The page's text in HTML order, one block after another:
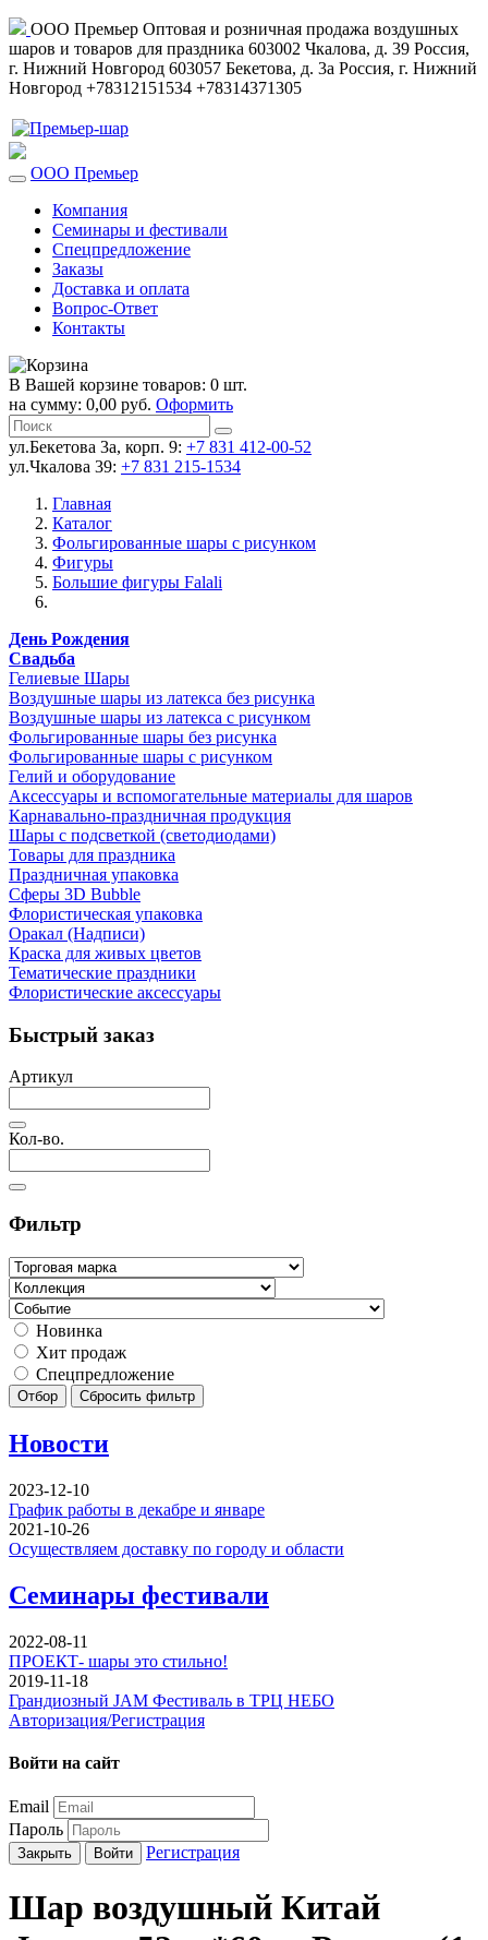
ООО Премьер Оптовая и розничная продажа воздушных
шаров и товаров для праздника 603002 Чкалова, д. 39 Россия,
г. Нижний Новгород 603057 Бекетова, д. 3а Россия, г. Нижний
Новгород +78312151534 +78314371305
ООО Премьер
Компания
Семинары и фестивали
Спецпредложение
Заказы
Доставка и оплата
Вопрос-Ответ
Контакты
В Вашей корзине товаров: 0 шт.
на сумму: 0,00 руб. Оформить
ул.Бекетова 3а, корп. 9: +7 831 412-00-52
ул.Чкалова 39: +7 831 215-1534
Главная
Каталог
Фольгированные шары с рисунком
Фигуры
Большие фигуры Falali
День Рождения
Свадьба
Гелиевые Шары
Воздушные шары из латекса без рисунка
Воздушные шары из латекса с рисунком
Фольгированные шары без рисунка
Фольгированные шары с рисунком
Гелий и оборудование
Аксессуары и вспомогательные материалы для шаров
Карнавально-праздничная продукция
Шары с подсветкой (светодиодами)
Товары для праздника
Праздничная упаковка
Сферы 3D Bubble
Флористическая упаковка
Оракал (Надписи)
Краска для живых цветов
Тематические праздники
Флористические аксессуары
Быстрый заказ
Артикул
Кол-во.
Фильтр
Новинка
Хит продаж
Спецпредложение
Отбор Сбросить фильтр
Новости
2023-12-10
График работы в декабре и январе
2021-10-26
Осуществляем доставку по городу и области
Семинары фестивали
2022-08-11
ПРОЕКТ- шары это стильно!
2019-11-18
Грандиозный JAM Фестиваль в ТРЦ НЕБО
Авторизация/Регистрация
Войти на сайт
Email
Пароль
Закрыть Войти Регистрация
Шар воздушный Китай